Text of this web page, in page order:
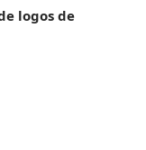
logos de